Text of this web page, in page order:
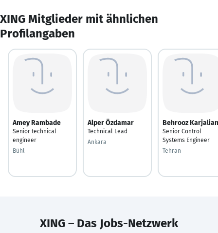
XING Mitglieder mit ähnlichen
Profilangaben
Amey Rambade
Senior technical
engineer
Bühl
Alper Özdamar
Technical Lead
Ankara
Behrooz Karjalian
Senior Control
Systems Engineer
Tehran
XING – Das Jobs-Netzwerk